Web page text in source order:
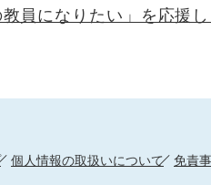
教員になりたい」を応援し
個人情報の取扱いについて 免責